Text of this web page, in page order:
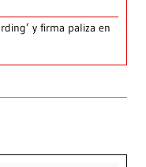
y firma paliza en